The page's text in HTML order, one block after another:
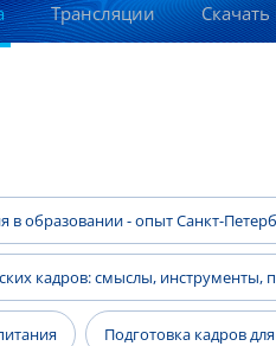
Трансляции
образовании - опыт Санкт-
кадров: смыслы, инструменты,
Подготовка кадров